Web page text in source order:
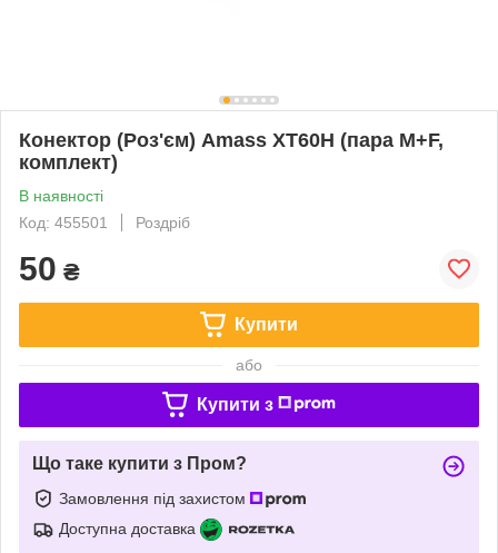
Конектор (Роз'єм) Amass XT60H (пара M+F,
комплект)
В наявності
Код: 455501
Роздріб
50 ₴
Купити
або
Купити з
Що таке купити з Пром?
Замовлення під захистом
Доступна доставка